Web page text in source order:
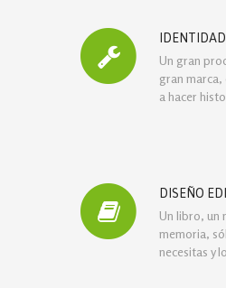
Un gran
gran
a hacer
DISEÑO
Un libro, un
memoria,
necesitas y